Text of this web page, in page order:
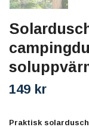
149 kr
Praktisk